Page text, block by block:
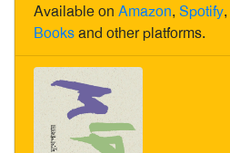
Available on Amazon, Spotify,
Booksand other platforms.